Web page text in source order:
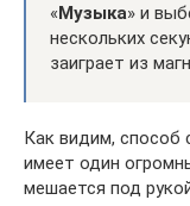
«Музыка» и
нескольких
заиграет из
Как видим, способ
имеет один
мешается под